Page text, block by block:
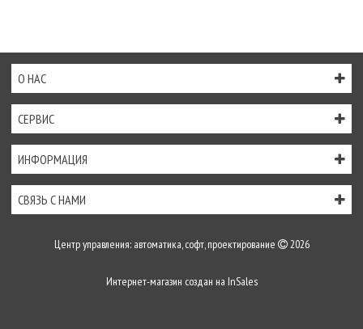
О НАС
СЕРВИС
ИНФОРМАЦИЯ
СВЯЗЬ С НАМИ
Центр управления: автоматика, софт, проектирование 2026
Интернет-магазин создан на InSales